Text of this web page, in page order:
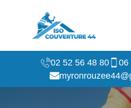
02 52 56 48 80
06